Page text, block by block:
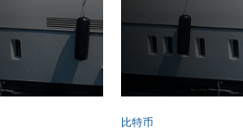
比特币